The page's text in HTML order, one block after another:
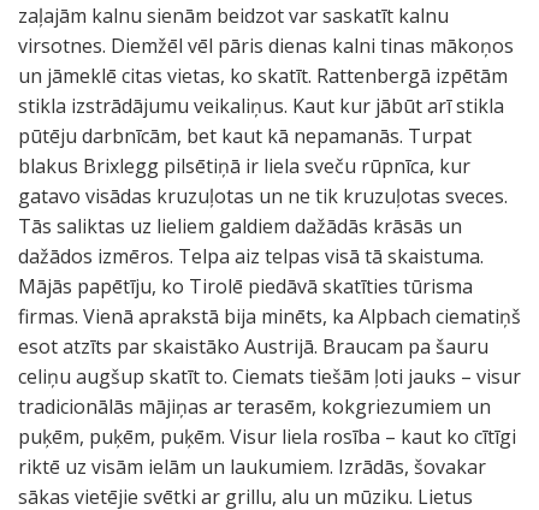
zaļajām kalnu sienām beidzot var saskatīt kalnu
virsotnes. Diemžēl vēl pāris dienas kalni tinas mākoņos
un jāmeklē citas vietas, ko skatīt. Rattenbergā izpētām
stikla izstrādājumu veikaliņus. Kaut kur jābūt arī stikla
pūtēju darbnīcām, bet kaut kā nepamanās. Turpat
blakus Brixlegg pilsētiņā ir liela sveču rūpnīca, kur
gatavo visādas kruzuļotas un ne tik kruzuļotas sveces.
Tās saliktas uz lieliem galdiem dažādās krāsās un
dažādos izmēros. Telpa aiz telpas visā tā skaistuma.
Mājās papētīju, ko Tirolē piedāvā skatīties tūrisma
firmas. Vienā aprakstā bija minēts, ka Alpbach ciematiņš
esot atzīts par skaistāko Austrijā. Braucam pa šauru
celiņu augšup skatīt to. Ciemats tiešām ļoti jauks – visur
tradicionālās mājiņas ar terasēm, kokgriezumiem un
puķēm, puķēm, puķēm. Visur liela rosība – kaut ko cītīgi
riktē uz visām ielām un laukumiem. Izrādās, šovakar
sākas vietējie svētki ar grillu, alu un mūziku. Lietus